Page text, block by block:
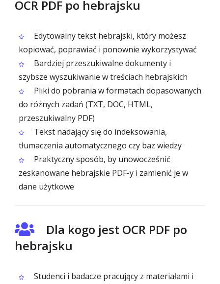
OCR PDF po hebrajsku
Edytowalny tekst hebrajski, który możesz
kopiować, poprawiać i ponownie wykorzystywać
Bardziej przeszukiwalne dokumenty i
szybsze wyszukiwanie w treściach hebrajskich
Pliki do pobrania w formatach dopasowanych
do różnych zadań (TXT, DOC, HTML,
przeszukiwalny PDF)
Tekst nadający się do indeksowania,
tłumaczenia automatycznego czy baz wiedzy
Praktyczny sposób, by unowocześnić
zeskanowane hebrajskie PDF-y i zamienić je w
dane użytkowe
Dla kogo jest OCR PDF po
hebrajsku
Studenci i badacze pracujący z materiałami i